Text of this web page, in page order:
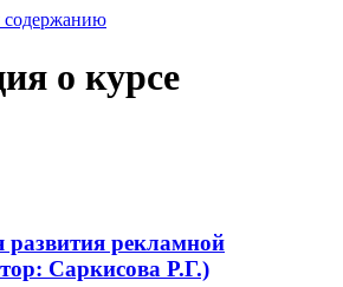
содержанию
о курсе
развития рекламной
Саркисова Р.Г.)